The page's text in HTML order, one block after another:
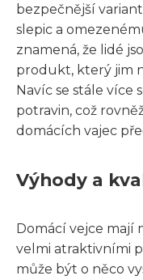
bezpečnější
slepic a
znamená, že lidé
produkt, který jim
Navíc se stále více
potravin, což
domácích vajec
Výhody a
Domácí vejce mají
velmi atraktivními
může být o něco